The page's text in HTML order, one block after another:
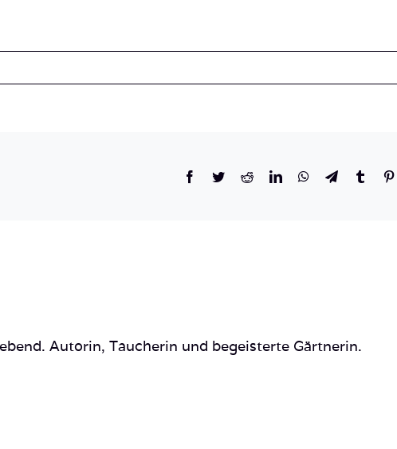
Facebook
TwitterRedditLinkedInWhatsApp
TelegramTumblr
Autorin, Taucherin und begeisterte Gärtnerin.